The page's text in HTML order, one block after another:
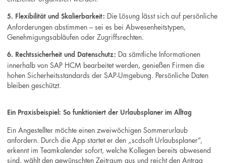
5. Flexibilität und Skalierbarkeit: Die Lösung lässt sich auf persönliche
Anforderungen abstimmen – sei es bei Abwesenheitstypen,
Genehmigungsabläufen oder Zugriffsrechten.
6. Rechtssicherheit und Datenschutz: Da sämtliche Informationen
innerhalb von SAP HCM bearbeitet werden, genießen Firmen die
hohen Sicherheitsstandards der SAP-Umgebung. Persönliche Daten
bleiben geschützt.
Ein Praxisbeispiel: So funktioniert der Urlaubsplaner im Alltag
Ein Angestellter möchte einen zweiwöchigen Sommerurlaub
anfordern. Durch die App startet er den „scdsoft Urlaubsplaner“,
erkennt im Teamkalender sofort, welche Kollegen bereits abwesend
sind, wählt den gewünschten Zeitraum aus und reicht den Antrag